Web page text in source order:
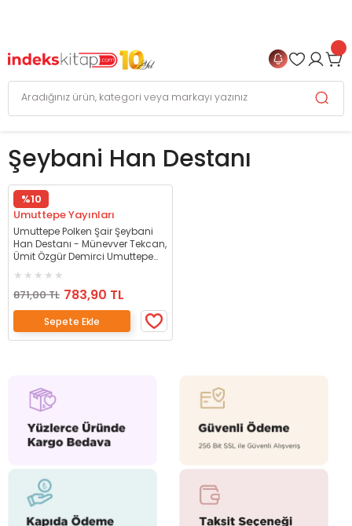
Şeybani Han Destanı
%10
Umuttepe Yayınları
Umuttepe Polken Şair Şeybani
Han Destanı - Münevver Tekcan,
Ümit Özgür Demirci Umuttepe
871,00 TL 783,90 TL
Sepete Ekle